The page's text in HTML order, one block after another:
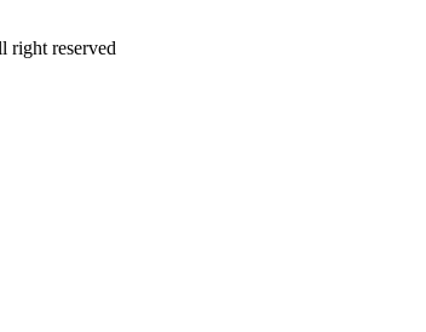
right reserved